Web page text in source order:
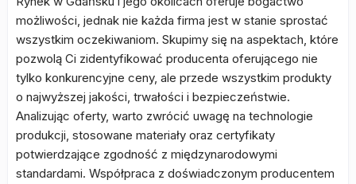
możliwości, jednak nie każda firma jest w stanie sprostać
wszystkim oczekiwaniom. Skupimy się na aspektach, które
pozwolą Ci zidentyfikować producenta oferującego nie
tylko konkurencyjne ceny, ale przede wszystkim produkty
o najwyższej jakości, trwałości i bezpieczeństwie.
Analizując oferty, warto zwrócić uwagę na technologie
produkcji, stosowane materiały oraz certyfikaty
potwierdzające zgodność z międzynarodowymi
standardami. Współpraca z doświadczonym producentem